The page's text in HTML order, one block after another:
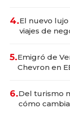
4.El nuevo
viajes de
5.Emigró de
Chevron en
6.Del turismo
cómo